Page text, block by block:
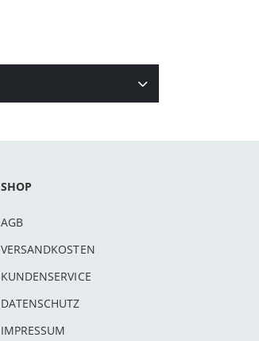
SHOP
AGB
VERSANDKOSTEN
KUNDENSERVICE
DATENSCHUTZ
IMPRESSUM